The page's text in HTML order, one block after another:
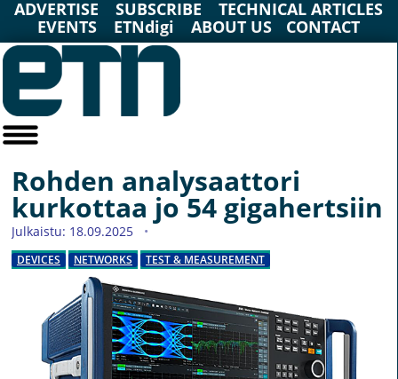
ADVERTISE SUBSCRIBE
TECHNICAL ARTICLES
EVENTS
ETNdigi ABOUT US CONTACT
Rohden analysaattori
kurkottaa jo 54 gigahertsiin
Julkaistu: 18.09.2025
DEVICES NETWORKS TEST & MEASUREMENT